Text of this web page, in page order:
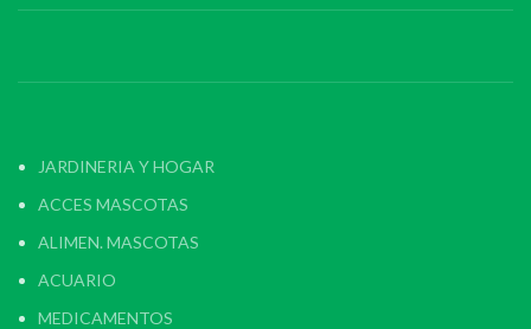
JARDINERIA Y HOGAR
ACCES MASCOTAS
ALIMEN. MASCOTAS
ACUARIO
MEDICAMENTOS